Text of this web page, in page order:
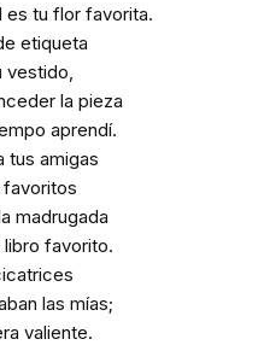
es tu flor favorita.
etiqueta
la pieza
aprendí.
tus amigas
madrugada
favorito.
las mías;
valiente.